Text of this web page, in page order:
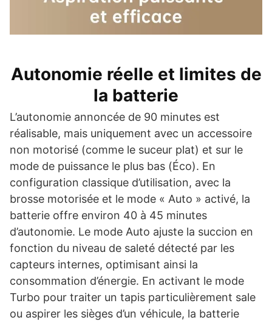
Autonomie réelle et limites de
la batterie
L’autonomie annoncée de 90 minutes est
réalisable, mais uniquement avec un accessoire
non motorisé (comme le suceur plat) et sur le
mode de puissance le plus bas (Éco). En
configuration classique d’utilisation, avec la
brosse motorisée et le mode « Auto » activé, la
batterie offre environ 40 à 45 minutes
d’autonomie. Le mode Auto ajuste la succion en
fonction du niveau de saleté détecté par les
capteurs internes, optimisant ainsi la
consommation d’énergie. En activant le mode
Turbo pour traiter un tapis particulièrement sale
ou aspirer les sièges d’un véhicule, la batterie